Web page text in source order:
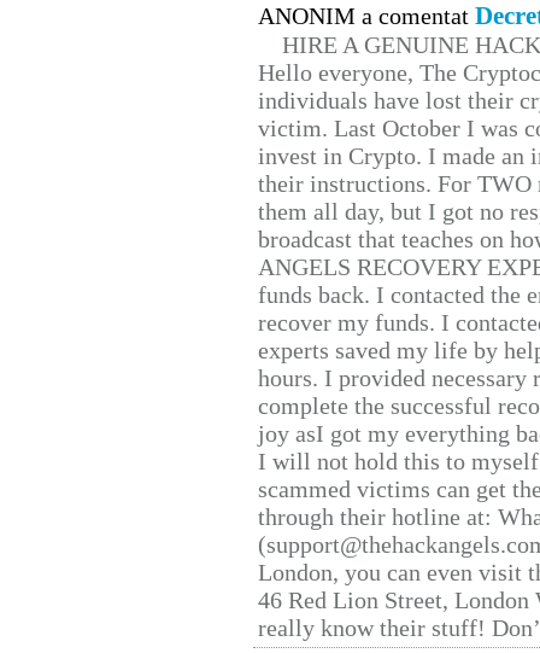
ANONIM a comentat
HIRE A GENUINE
Hello everyone, The
individuals have lost their
victim. Last October I was
invest in Crypto. I made
their instructions. For TWO
them all day, but I got no
broadcast that teaches on
ANGELS RECOVERY
funds back. I contacted the
recover my funds. I
experts saved my life by
hours. I provided
complete the successful
joy asI got my everything
I will not hold this to
scammed victims can get
through their hotline at:
London, you can even visit
46 Red Lion Street, London
really know their stuff!